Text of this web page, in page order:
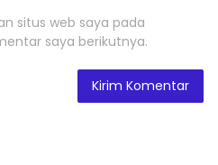
situs web saya pada
saya berikutnya.